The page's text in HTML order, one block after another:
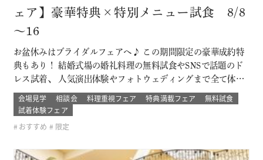
ェア】豪華特典×特別メニュー試食 8/8
～16
お盆休みはブライダルフェアへ♪ この期間限定の豪華成約特
典もあり！ 結婚式場の婚礼料理の無料試食やSNSで話題のド
レス試着、 人気演出体験やフォトウェディングまで全て体験
できるチャンス！ 結婚式場の婚礼料理の無料試食やSNSで話
題のドレス試着、 人気演出体験やフォトウェディングまで全
SPECIAL BE…
会場見学 相談会 料理重視フェア 特典満載フェア
無料試食
試着体験フェア
おすすめ
限定